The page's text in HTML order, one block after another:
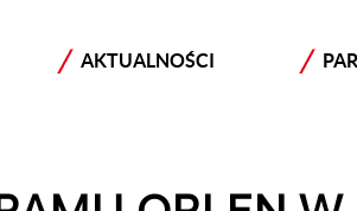
AKTUALNOŚCI